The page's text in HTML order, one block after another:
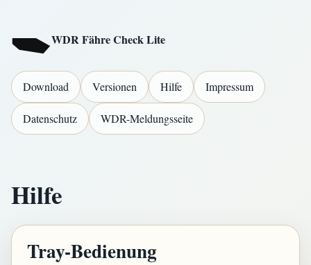
WDR Fähre Check Lite
Download Versionen Hilfe Impressum
Datenschutz WDR-Meldungsseite
Hilfe
Tray-Bedienung